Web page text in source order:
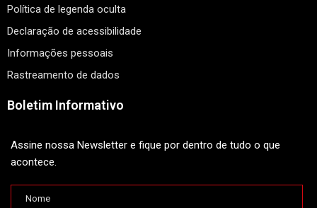
Política de legenda oculta
Declaração de acessibilidade
Informações pessoais
Rastreamento de dados
Boletim Informativo
Assine nossa Newsletter e fique por dentro de tudo o que
acontece.